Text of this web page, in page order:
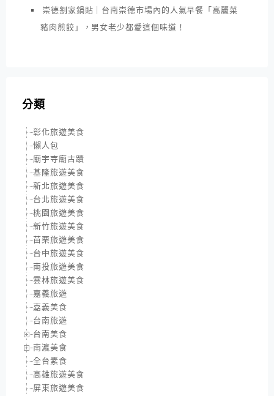
崇德劉家鍋貼｜台南崇德市場內的人氣早餐「高麗菜
豬肉煎餃」，男女老少都愛這個味道！
分類
彰化旅遊美食
懶人包
廟宇寺廟古蹟
基隆旅遊美食
新北旅遊美食
台北旅遊美食
桃園旅遊美食
新竹旅遊美食
苗栗旅遊美食
台中旅遊美食
南投旅遊美食
雲林旅遊美食
嘉義旅遊
嘉義美食
台南旅遊
台南美食
南瀛美食
全台素食
高雄旅遊美食
屏東旅遊美食